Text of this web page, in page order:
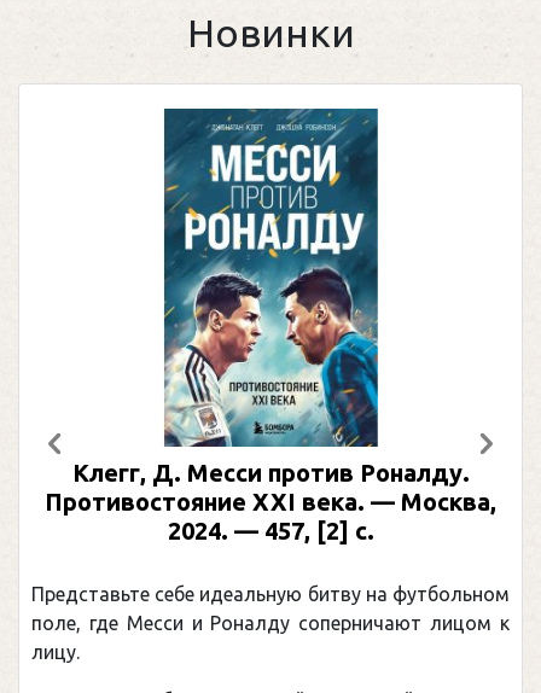
Новинки
Клегг, Д. Месси против Роналду.
Противостояние XXI века. — Москва,
2024. — 457, [2] с.
Представьте себе идеальную битву на футбольном
поле, где Месси и Роналду соперничают лицом к
лицу.
Предыдущий